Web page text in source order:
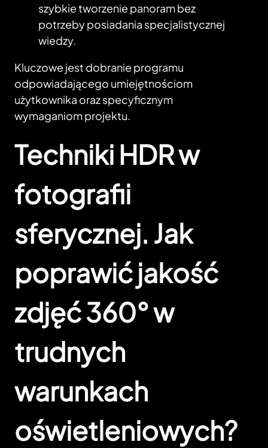
szybkie tworzenie panoram bez
potrzeby posiadania specjalistycznej
wiedzy.
Kluczowe jest dobranie programu
odpowiadającego umiejętnościom
użytkownika oraz specyficznym
wymaganiom projektu.
Techniki HDR w
fotografii
sferycznej. Jak
poprawić jakość
zdjęć 360° w
trudnych
warunkach
oświetleniowych?